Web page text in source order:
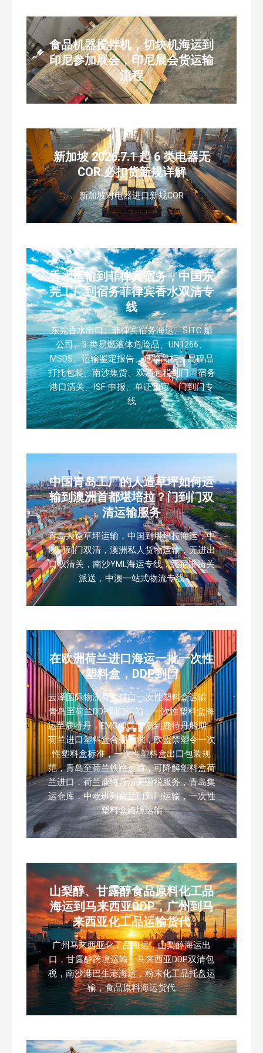
食品机器搅拌机，切块机海运到
印尼参加展会，印尼展会货运输
流程
新加坡 2026.7.1 起 6 类电器无
COR 必扣货新规详解
新加坡对电器进口新规COR
香水运输到菲律宾宿务，中国东
莞工厂到宿务菲律宾香水双清专
线
东莞香水出口、菲律宾宿务海运、SITC 船
公司、3 类易燃液体危险品、UN1266、
MSDS、运输鉴定报告、危险品柜、易碎品
打托包装、南沙集货、双清包税到门、宿务
港口清关、ISF 申报、单证预审、门到门专
线
中国青岛工厂的人造草坪如何运
输到澳洲首都堪培拉？门到门双
清运输服务
青岛人造草坪运输，中国到堪培拉海运，中
澳门到门双清，澳洲私人货物运输，无进出
口权清关，南沙YML海运专线，悉尼港清关
派送，中澳一站式物流专线
在欧洲荷兰进口海运一批一次性
塑料盒，DDP到门
云泽国际物流荷兰进口一次性塑料盒运输，
青岛至荷兰DDP到门运输，一次性塑料盒海
运至鹿特丹，EMC/OCL青岛到鹿特丹船期，
荷兰进口塑料盒合规要求，欧盟禁塑令一次
性塑料盒标准，一次性塑料盒出口包装规
范，青岛至荷兰铁路运输，可降解塑料盒荷
兰进口，荷兰鹿特丹清关缴税服务，青岛集
运仓库，中欧班列荷兰门到门运输，一次性
塑料盒跨境运输
山梨醇、甘露醇食品原料化工品
海运到马来西亚DDP，广州到马
来西亚化工品运输货代
广州马来西亚化工品海运，山梨醇海运出
口，甘露醇跨境运输，马来西亚DDP双清包
税，南沙港巴生港海运，粉末化工品托盘运
输，食品原料海运货代